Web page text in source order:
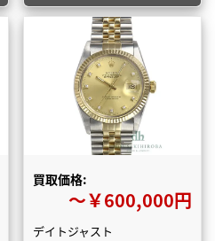
買取価格:
〜￥600,000円
デイトジャスト